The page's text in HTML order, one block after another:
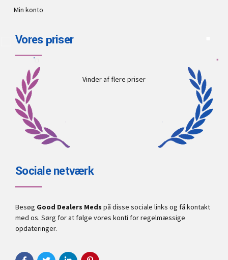
Min konto
Vores priser
Vinder af flere priser
Sociale netværk
Besøg Good Dealers Meds på disse sociale links og få kontakt
med os. Sørg for at følge vores konti for regelmæssige
opdateringer.